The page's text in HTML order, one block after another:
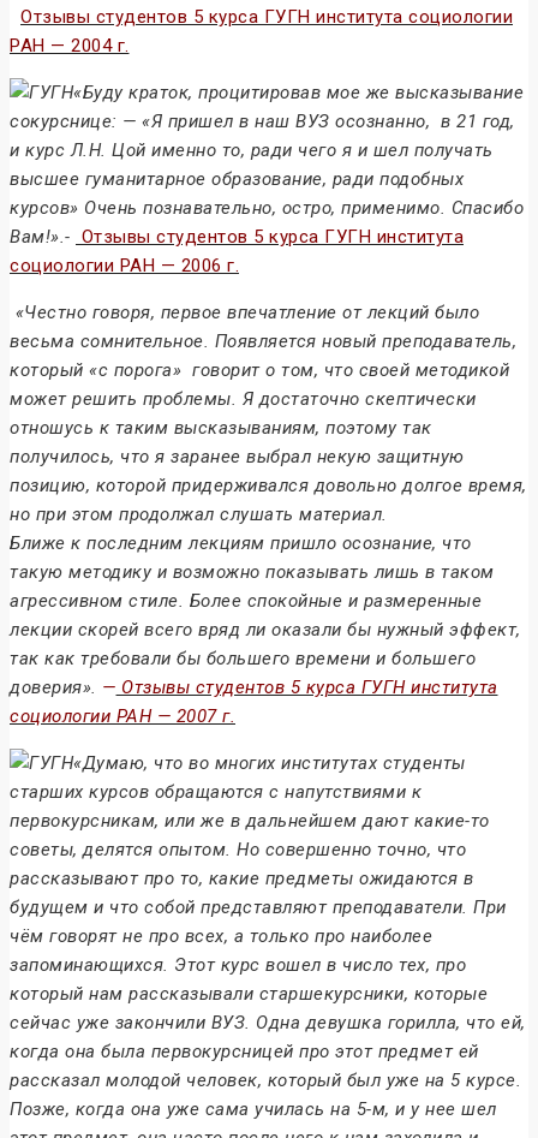
Отзывы студентов 5 курса ГУГН института социологии
РАН — 2004 г.
«Буду краток, процитировав мое же высказывание
сокурснице: — «Я пришел в наш ВУЗ осознанно, в 21 год,
и курс Л.Н. Цой именно то, ради чего я и шел получать
высшее гуманитарное образование, ради подобных
курсов» Очень познавательно, остро, применимо. Спасибо
Вам!».- Отзывы студентов 5 курса ГУГН института
социологии РАН — 2006 г.
«Честно говоря, первое впечатление от лекций было
весьма сомнительное. Появляется новый преподаватель,
который «с порога» говорит о том, что своей методикой
может решить проблемы. Я достаточно скептически
отношусь к таким высказываниям, поэтому так
получилось, что я заранее выбрал некую защитную
позицию, которой придерживался довольно долгое время,
но при этом продолжал слушать материал.
Ближе к последним лекциям пришло осознание, что
такую методику и возможно показывать лишь в таком
агрессивном стиле. Более спокойные и размеренные
лекции скорей всего вряд ли оказали бы нужный эффект,
так как требовали бы большего времени и большего
доверия». — Отзывы студентов 5 курса ГУГН института
социологии РАН — 2007 г.
«Думаю, что во многих институтах студенты
старших курсов обращаются с напутствиями к
первокурсникам, или же в дальнейшем дают какие-то
советы, делятся опытом. Но совершенно точно, что
рассказывают про то, какие предметы ожидаются в
будущем и что собой представляют преподаватели. При
чём говорят не про всех, а только про наиболее
запоминающихся. Этот курс вошел в число тех, про
который нам рассказывали старшекурсники, которые
сейчас уже закончили ВУЗ. Одна девушка горилла, что ей,
когда она была первокурсницей про этот предмет ей
рассказал молодой человек, который был уже на 5 курсе.
Позже, когда она уже сама училась на 5-м, и у нее шел